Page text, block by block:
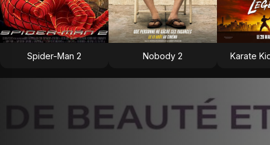
Spider-Man 2 Nobody 2 Karate